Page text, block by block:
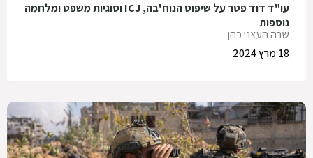
עו"ד דוד פטר על שיפוט הנוח'בה, ICJ וסוגיות משפט ומלחמה
נוספות
שרה העצני כהן
18 מרץ 2024